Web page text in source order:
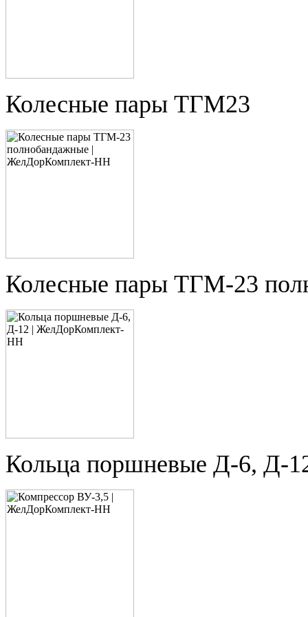
Колесные пары ТГМ23
Колесные пары ТГМ-23
Кольца поршневые Д-6, Д-